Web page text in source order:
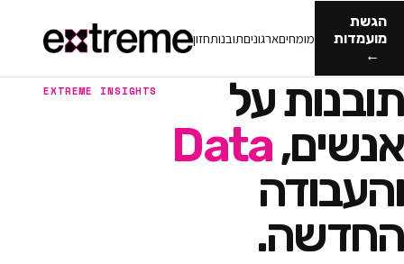
מומחיםארגונים תובנותחזון
על
Data
EXTREME INSIGHTS